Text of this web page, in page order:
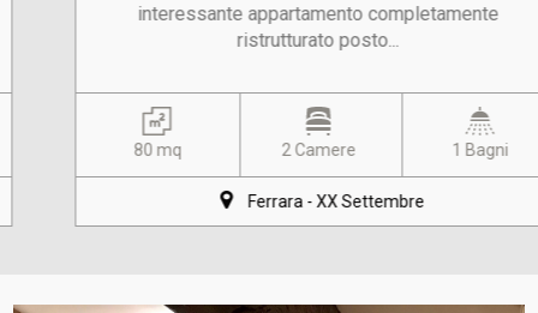
interessante appartamento completamente
ristrutturato posto...
2 Camere 1 Bagni
Ferrara - XX Settembre